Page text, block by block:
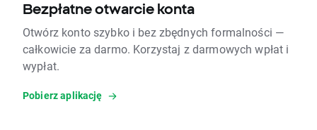
Bezpłatne otwarcie konta
Otwórz konto szybko i bez zbędnych formalności —
całkowicie za darmo. Korzystaj z darmowych wpłat i
wypłat.
Pobierz aplikację